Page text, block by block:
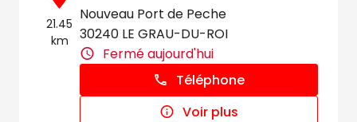
21.45
km
Nouveau Port de Peche
30240 LE GRAU-DU-ROI
Fermé aujourd'hui
Téléphone
Voir plus